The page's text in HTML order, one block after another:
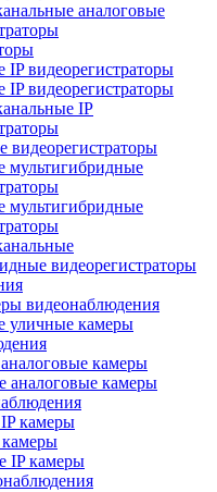
аналоговые
IP видеорегистраторы
IP видеорегистраторы
IP
видеорегистраторы
мультигибридные
мультигибридные
видеорегистраторы
видеонаблюдения
уличные камеры
камеры
аналоговые камеры
камеры
IP камеры